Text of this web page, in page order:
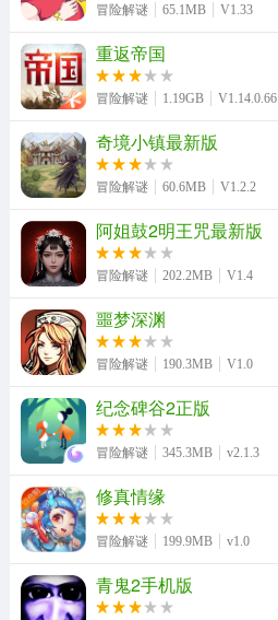
冒险解谜 65.1MB V1.33
重返帝国
冒险解谜 1.19GB V1.14.0.66
奇境小镇最新版
冒险解谜 60.6MB V1.2.2
阿姐鼓2明王咒最新版
冒险解谜 202.2MB V1.4
噩梦深渊
冒险解谜 190.3MB V1.0
纪念碑谷2正版
冒险解谜 345.3MB v2.1.3
修真情缘
冒险解谜 199.9MB v1.0
青鬼2手机版